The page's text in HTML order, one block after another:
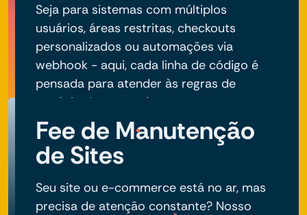
Seja para sistemas com múltiplos
usuários, áreas restritas, checkouts
personalizados ou automações via
webhook - aqui, cada linha de código é
pensada para atender às regras de
negócio do seu projeto.
Fee de Manutenção
de Sites
Seu site ou e-commerce está no ar, mas
precisa de atenção constante? Nosso